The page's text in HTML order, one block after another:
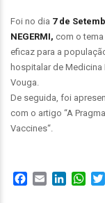
Foi no dia 7 de
NEGERMI, com o
eficaz para a
hospitalar de Medicina
Vouga.
De seguida, foi
com o artigo “A
Vaccines“.
Facebook
Email LinkedIn